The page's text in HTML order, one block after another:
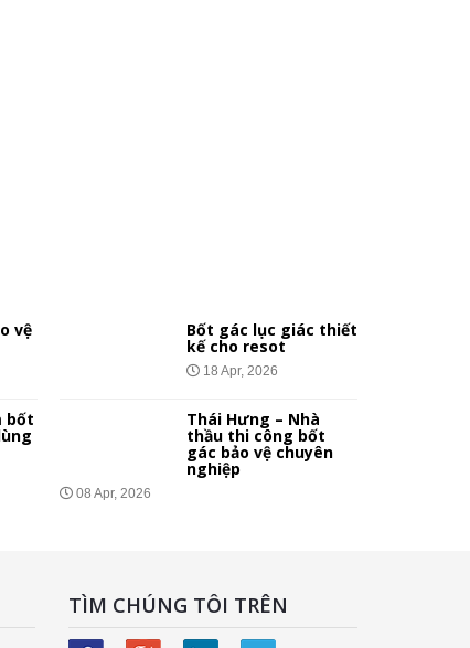
vệ
bốt
Bốt gác lục giác thiết
kế cho resot
18 Apr, 2026
Thái Hưng – Nhà
thầu thi công bốt
gác bảo vệ chuyên
nghiệp
08 Apr, 2026
TÌM CHÚNG TÔI TRÊN